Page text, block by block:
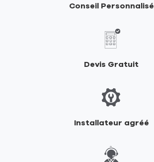
Conseil Personnalisé
Devis Gratuit
Installateur agréé